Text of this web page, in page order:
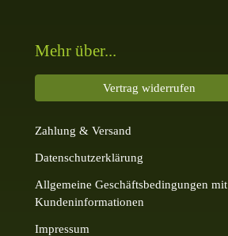
Mehr über...
Vertrag widerrufen
Zahlung & Versand
Datenschutzerklärung
Allgemeine Geschäftsbedingungen mit
Kundeninformationen
Impressum